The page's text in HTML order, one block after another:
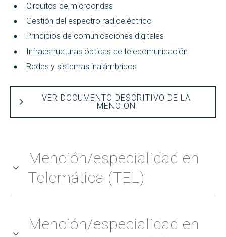
Circuitos de microondas
Gestión del espectro radioeléctrico
Principios de comunicaciones digitales
Infraestructuras ópticas de telecomunicación
Redes y sistemas inalámbricos
VER DOCUMENTO DESCRITIVO DE LA
MENCIÓN
Mención/especialidad en
Telemática (TEL)
Mención/especialidad en